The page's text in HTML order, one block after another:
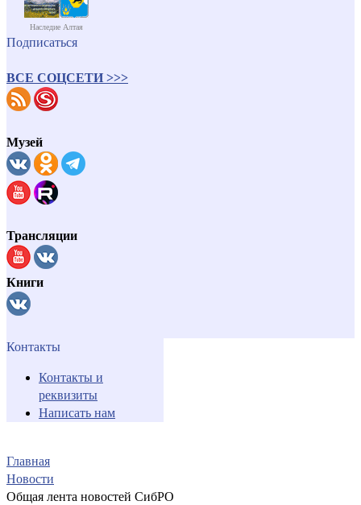
Наследие Алтая
Подписаться
ВСЕ СОЦСЕТИ >>>
Музей
Трансляции
Книги
Контакты
Контакты и
реквизиты
Написать нам
Главная
Новости
Общая лента новостей СибРО